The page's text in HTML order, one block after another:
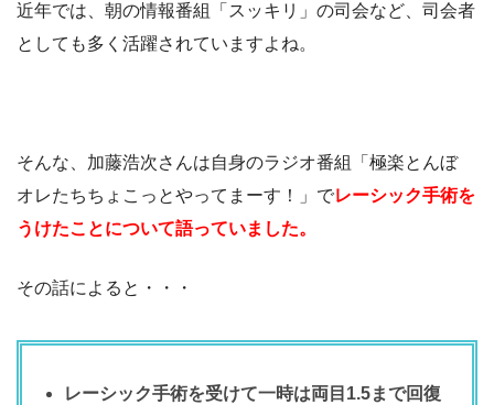
近年では、朝の情報番組「スッキリ」の司会など、司会者
としても多く活躍されていますよね。
そんな、加藤浩次さんは自身のラジオ番組「極楽とんぼ
オレたちちょこっとやってまーす！」でレーシック手術を
うけたことについて語っていました。
その話によると・・・
レーシック手術を受けて一時は両目1.5まで回復